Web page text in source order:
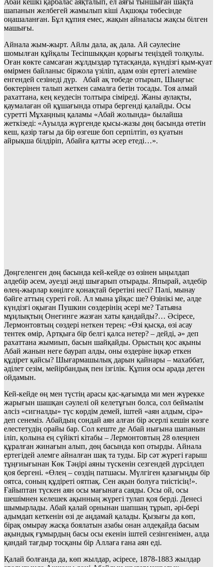
шапанын желбегей жамылып кіші Ақшоқы төбесінде
оңашаланған. Бұл құпия емес, жақын айналасы жақсы білген
машығы.
Айнала жым-жырт. Айлы дала, ақ дала. Ай сәулесіне
шомылған құйқалы Тесіпшыққан қорығы теңіздей толқулы.
Оған көкте самсаған жұлдыздар тұтасқанда, күндізгі қым-қуат
өмірмен байланыс біржола үзіліп, адам өзін ертегі әлеміне
енгендей сезінеді дүр. Абай ақ төбеде отырып, Шыңғыс
бөктерінен талып жеткен самалға бетін тосады. Тоя алмай
рахаттана, кең кеудесін толтыра сіміреді. Жаны аулақты,
қаумалаған ой құшағында отыра бергенді қалайды. Осы
суретті Мұхаңның қаламы «Абай жолында» былайша
жеткізеді: «Ауылда жүргенде қысы-жазы дөң басында өтетін
кеш, қазір тағы да бір өзгеше боп серпілтіп, өз қуатын
айрықша білдіріп, Абайға қатты әсер етеді…».
Дөңгеленген дөң басында кей-кейде өз өзінен ыңылдап
әлдебір әсем, әуезді әнді шығарып отырады. Япырай, әлдебір
өлең-жырлар көңілге қонақтай беретіні несі? Пәлі, мынау
бәйге аттың суреті ғой. Ал мына ұйқас ше? Өзінікі ме, әлде
күндізгі оқыған Пушкин сөздерінің әсері ме? Татьяна
мұңлықтың Онегинге жазған хаты қандайды?… Әсіресе,
Лермонтовтың сөздері неткен терең: «Өзі қысқа, өзі асау
тентек өмір, Артқыға бір белгі қалса нетер? – дейді, ә» деп
рахаттана жымиып, басын шайқайды. Орыстың қос ақыны
Абай жанын неге баурап алды, оны өздеріне іңкәр еткен
құдірет қайсы? Шығармашылық дарын қайнары – махаббат,
әділет сезім, мейірбандық пен ізгілік. Құпия осы арада деген
ойдамын.
Кей-кейде өң мен түстің арасы қас-қағымда ми мен жүрекке
жарығын шашқан сәулелі ой келетұғын болса, сол беймәлім
әлсіз «сигналды» түс көрдім демей, іштей «аян алдым, сірә»
деп сенеміз. Абайдың сондай аян алған бір әсерлі кешін көзге
елестетудің орайы бар. Сол кеште де Абай иығына шапанын
іліп, қолына ең сүйікті кітабы – Лермонтовтың 28 өлеңнен
құралған жинағын алып, дөң басында көп отырды. Айнала
ертегідей әлемге айналған шақ та туды. Бір сәт жүрегі ғарыш
тұңғиығынан Көк Тәңірі аяны түскенін сезгендей дүрсілдеп
қоя бергені. «Өлең – сөздің патшасы. Мүлгіген қазағыңды бір
оятса, соның құдіреті оятпақ. Сен ақын болуға тиістісің!».
Ғайыптан түскен аян осы мағынаға саяды. Осы ой, осы
шешімнен келешек ақынның жүрегі тулап қоя берді. Денесі
шымырлады. Абай қалай орнынан шапшаң тұрып, әрі-бері
адымдап кеткенін өзі де аңдамай қалады. Қызығы да көп,
бірақ омырау жасқа боялатын азабы онан әлдеқайда басым
ақындық ғұмырдың басы осы екенін іштей сезінгенімен, алда
қандай тағдыр тосқаны бір Аллаға ғана аян еді.
Қалай болғанда да, көп жылдар, әсіресе, 1878-1883 жылдар